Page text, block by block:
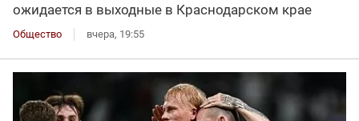
ожидается в выходные в Краснодарском крае
Общество вчера, 19:55